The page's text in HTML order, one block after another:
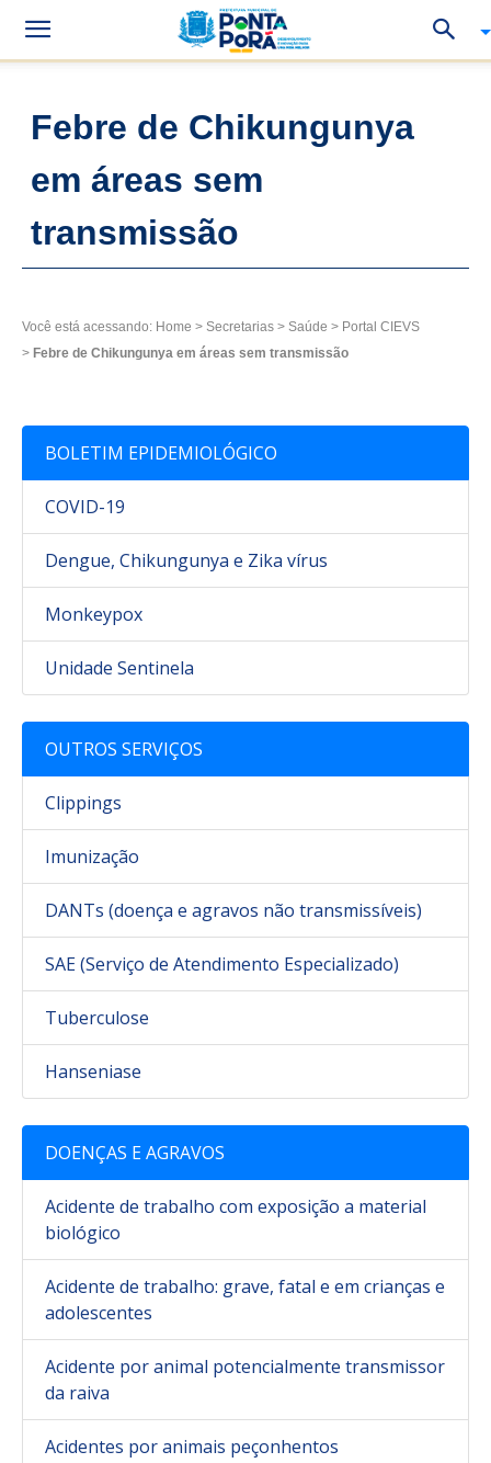
Febre de Chikungunya
em áreas sem
transmissão
Você está acessando: Home > Secretarias > Saúde > Portal CIEVS
> Febre de Chikungunya em áreas sem transmissão
BOLETIM EPIDEMIOLÓGICO
COVID-19
Dengue, Chikungunya e Zika vírus
Monkeypox
Unidade Sentinela
OUTROS SERVIÇOS
Clippings
Imunização
DANTs (doença e agravos não transmissíveis)
SAE (Serviço de Atendimento Especializado)
Tuberculose
Hanseniase
DOENÇAS E AGRAVOS
Acidente de trabalho com exposição a material
biológico
Acidente de trabalho: grave, fatal e em crianças e
adolescentes
Acidente por animal potencialmente transmissor
da raiva
Acidentes por animais peçonhentos